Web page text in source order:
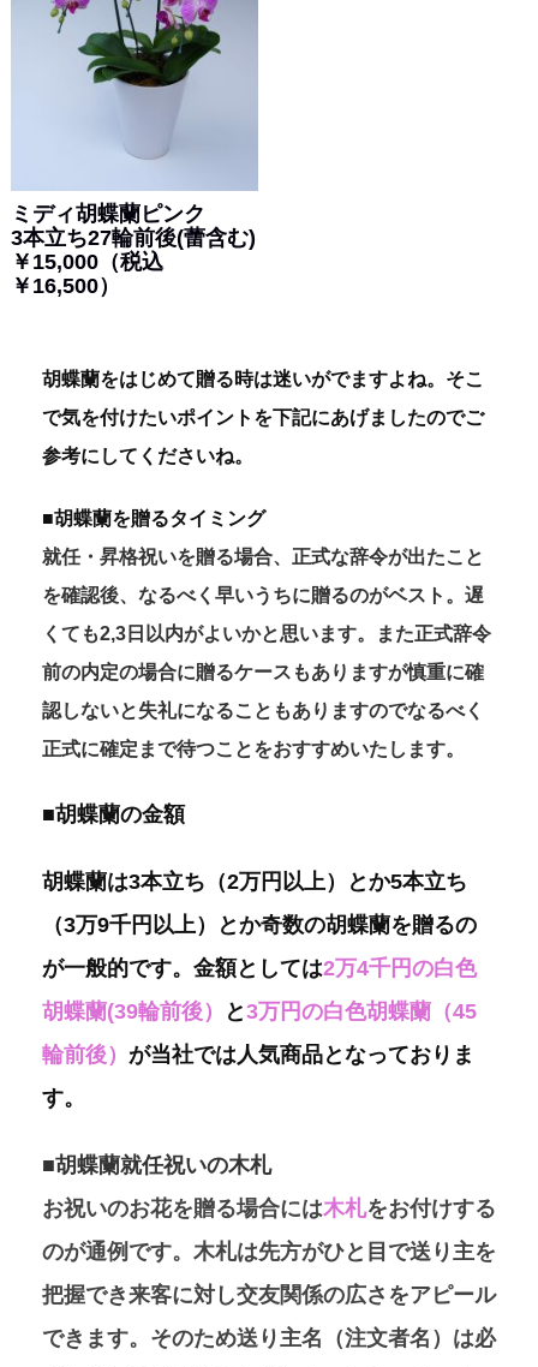
ミディ胡蝶蘭ピンク
3本立ち27輪前後(蕾含む)
￥15,000（税込
￥16,500）
胡蝶蘭をはじめて贈る時は迷いがでますよね。そこ
で気を付けたいポイントを下記にあげましたのでご
参考にしてくださいね。
■胡蝶蘭を贈るタイミング
就任・昇格祝いを贈る場合、正式な辞令が出たこと
を確認後、なるべく早いうちに贈るのがベスト。遅
くても2,3日 以内がよいかと思います。また正式辞令
前の内定の場合に贈るケースもありますが慎重に確
認しないと失礼になることもありますのでなるべく
正式に確定まで待つことをおすすめいたします。
■胡蝶蘭の金額
胡蝶蘭は3本立ち（2万円以上）とか5本立ち
（3万9千円以上）とか奇数の胡蝶蘭を贈るの
が一般的です。金額としては2万4千円の白色
胡蝶蘭(39輪前後）
と3万円の白色胡蝶蘭（45
輪前後） が当社では人気商品となっておりま
す。
■胡蝶蘭就任祝いの木札
お祝いのお花を贈る場合には木札をお付けする
のが通例です。木札は先方がひと目で送り主を
把握でき来客に対し交友関係の広さをアピール
できます。そのため送り主名（注文者名）は必